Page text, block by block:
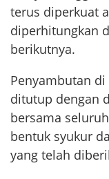
terus diperkuat
diperhitungkan
berikutnya.
Penyambutan
ditutup dengan
bersama
bentuk syukur
yang telah